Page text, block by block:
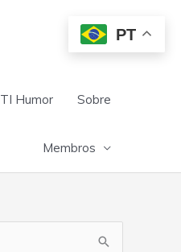
TI Humor Sobre
Membros
PT